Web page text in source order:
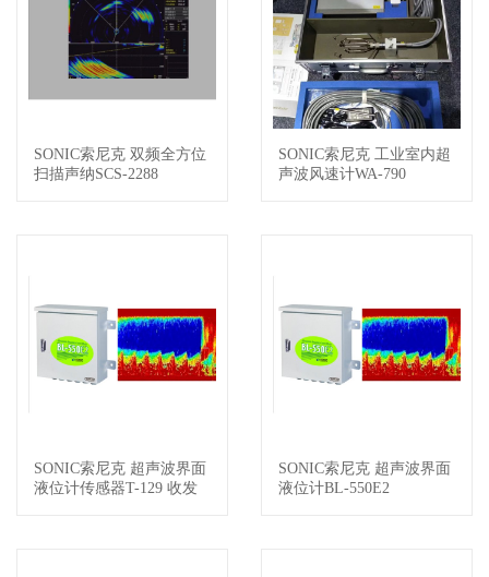
查看详情
SONIC索尼克 双频全方位
扫描声纳SCS-2288
查看详情
SONIC索尼克 工业室内超
声波风速计WA-790
查看详情
SONIC索尼克 超声波界面
液位计传感器T-129 收发
查看详情
SONIC索尼克 超声波界面
液位计BL-550E2